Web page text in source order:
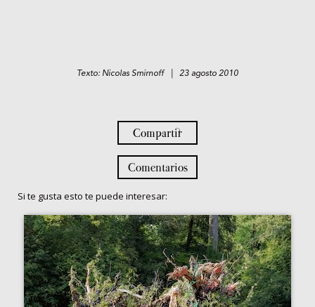
Texto: Nicolas Smirnoff | 23 agosto 2010
Compartir
Comentarios
Si te gusta esto te puede interesar: